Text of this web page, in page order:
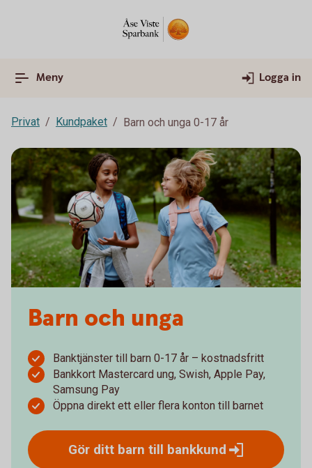
Meny Logga in
Privat Kundpaket Barn och unga 0-17 år
Barn och unga
Banktjänster till barn 0-17 år – kostnadsfritt
Bankkort Mastercard ung, Swish, Apple Pay,
Samsung Pay
Öppna direkt ett eller flera konton till barnet
Gör ditt barn till bankkund